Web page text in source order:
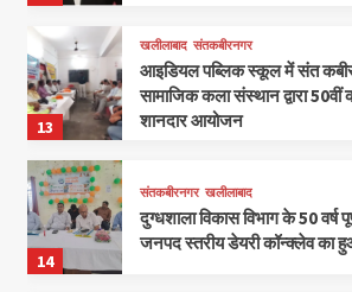
13
खलीलाबाद संतकबीरनगर
आइडियल पब्लिक स्कूल में संत कबीर
सामाजिक कला संस्थान द्वारा 50वीं
शानदार आयोजन
14
संतकबीरनगर खलीलाबाद
दुग्धशाला विकास विभाग के 50 वर्ष
जनपद स्तरीय डेयरी कॉन्क्लेव का